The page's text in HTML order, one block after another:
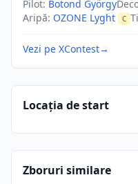
Pilot: Botond György
Aripă: OZONE Lyght C
Vezi pe XContest→
Locația de start
Zboruri similare